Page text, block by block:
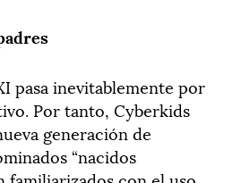
pasa inevitablemente por
Por tanto, Cyberkids
generación de
“nacidos